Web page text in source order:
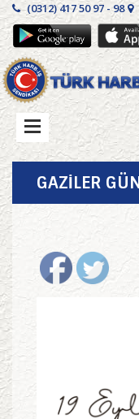
(0312) 417 50 97 - 98
GAZİLER